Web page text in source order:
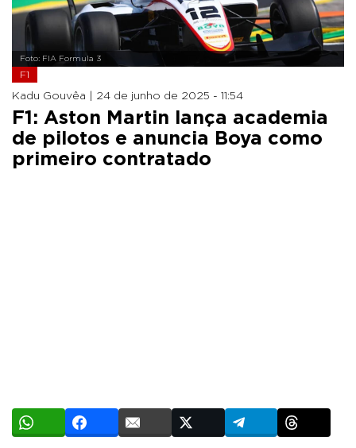
Foto: FIA Formula 3
F1
Kadu Gouvêa | 24 de junho de 2025 - 11:54
F1: Aston Martin lança academia
de pilotos e anuncia Boya como
primeiro contratado